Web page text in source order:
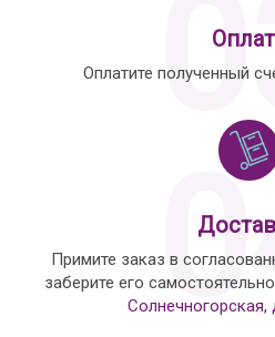
Оплатите полученный
Примите заказ в
заберите его
Солнечногорская,